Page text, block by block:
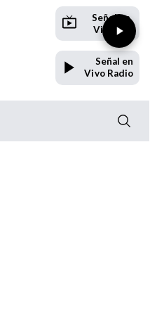
Señal en
Vivo TV
Señal en
Vivo Radio